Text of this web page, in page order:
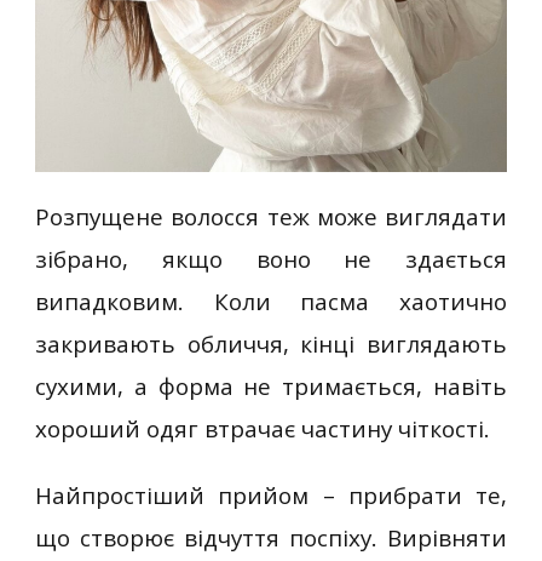
Розпущене волосся теж може виглядати
зібрано, якщо воно не здається
випадковим. Коли пасма хаотично
закривають обличчя, кінці виглядають
сухими, а форма не тримається, навіть
хороший одяг втрачає частину чіткості.
Найпростіший прийом – прибрати те,
що створює відчуття поспіху. Вирівняти